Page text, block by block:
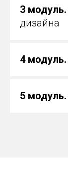
3 модуль.
дизайна
4 модуль.
5 модуль.